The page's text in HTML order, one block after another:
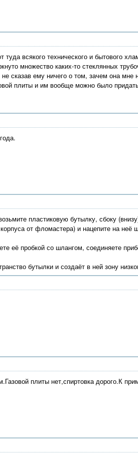
туда всякого технического и бытового
множество каких-то стеклянных
сказав ему ничего о том, зачем она
плиты и им вообще можно было
пластиковую бутылку, сбоку
от фломастера) и нацепите на неё
её пробкой со шлангом, соединяете
бутылки и создаёт в ней зону
плиты нет,спиртовка дорого.К